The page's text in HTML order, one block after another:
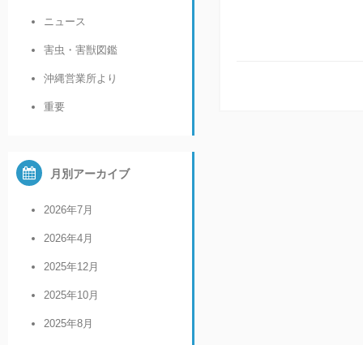
ニュース
害虫・害獣図鑑
沖縄営業所より
重要
月別アーカイブ
2026年7月
2026年4月
2025年12月
2025年10月
2025年8月